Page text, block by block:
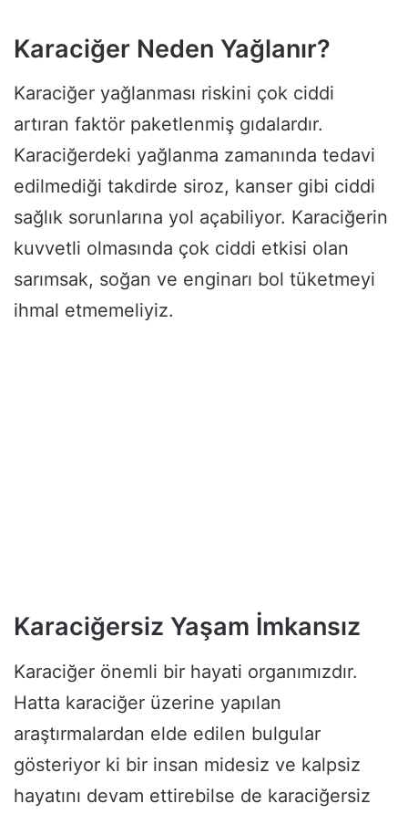
Karaciğer Neden Yağlanır?
Karaciğer yağlanması riskini çok ciddi
artıran faktör paketlenmiş gıdalardır.
Karaciğerdeki yağlanma zamanında tedavi
edilmediği takdirde siroz, kanser gibi ciddi
sağlık sorunlarına yol açabiliyor. Karaciğerin
kuvvetli olmasında çok ciddi etkisi olan
sarımsak, soğan ve enginarı bol tüketmeyi
ihmal etmemeliyiz.
Karaciğersiz Yaşam İmkansız
Karaciğer önemli bir hayati organımızdır.
Hatta karaciğer üzerine yapılan
araştırmalardan elde edilen bulgular
gösteriyor ki bir insan midesiz ve kalpsiz
hayatını devam ettirebilse de karaciğersiz